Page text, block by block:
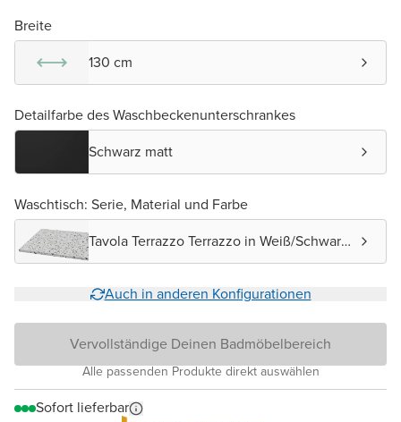
Breite
130 cm
Detailfarbe des Waschbeckenunterschrankes
Schwarz matt
Waschtisch: Serie, Material und Farbe
Tavola Terrazzo Terrazzo in Weiß/Schwarz
Auch in anderen Konfigurationen
Vervollständige Deinen Badmöbelbereich
Alle passenden Produkte direkt auswählen
Sofort lieferbar